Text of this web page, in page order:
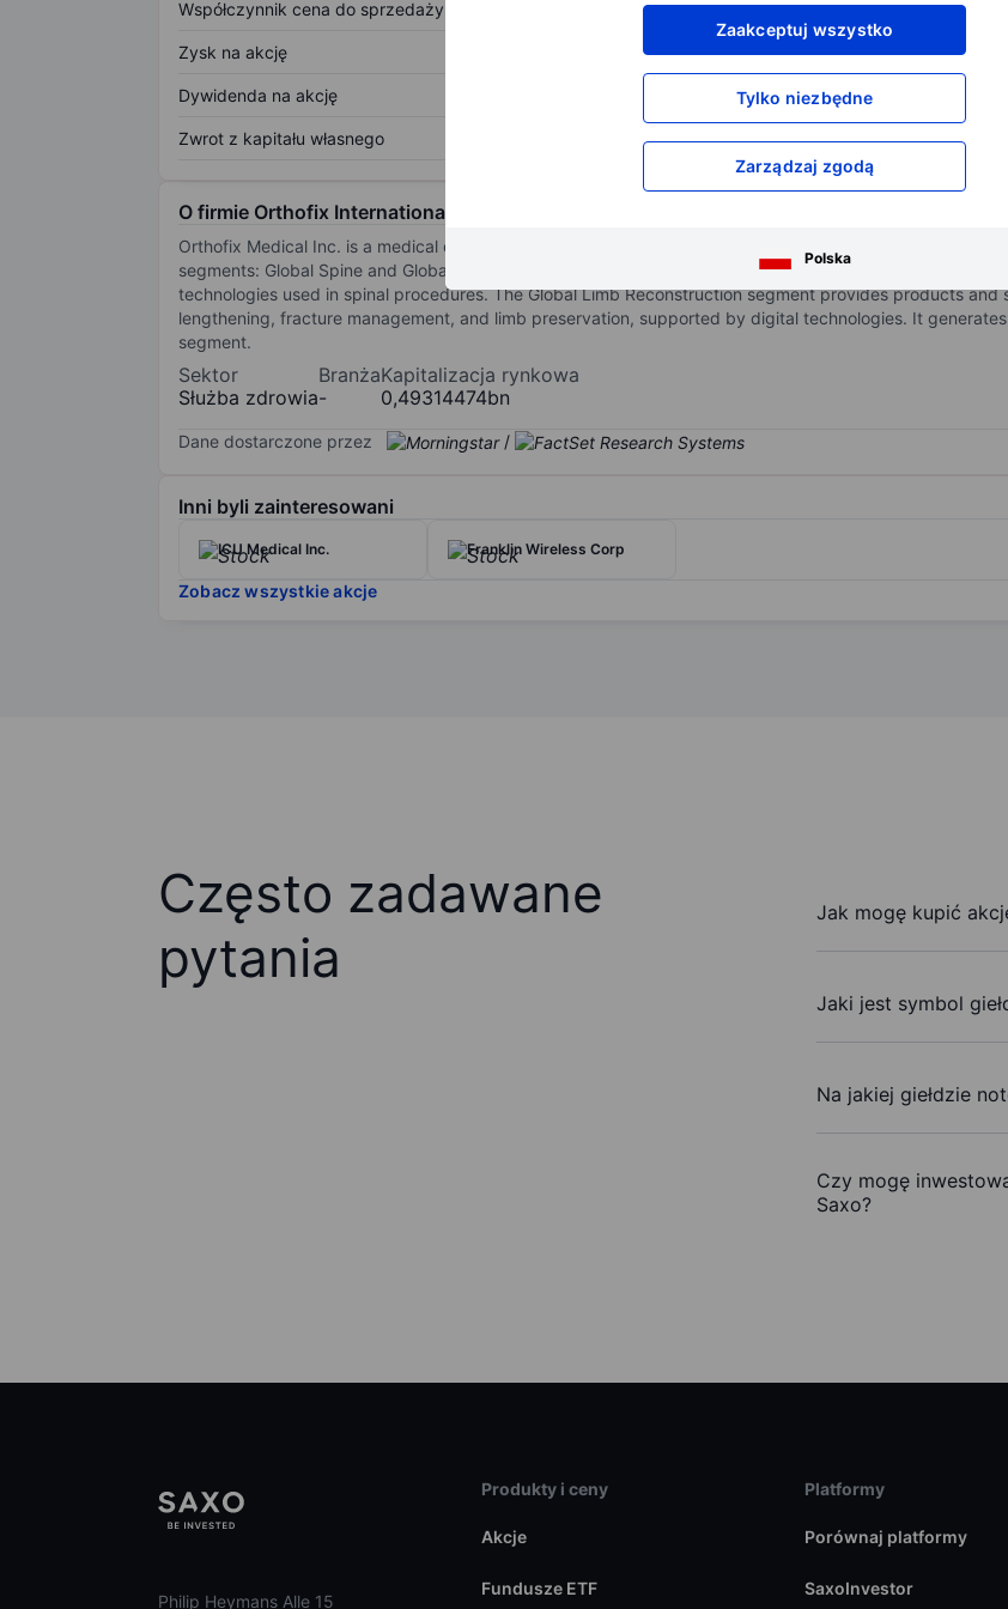
Zaakceptuj wszystko
Tylko niezbędne
Zarządzaj zgodą
Polska
Współczynnik cena do sprzedaży XXXXXXX
Zysk na akcję XXXXXXX
Dywidenda na akcję XXXXXXX
Zwrot z kapitału własnego XXXXXXX
Otwórz kontoaby uzyskać dostęp do
O firmie Orthofix International NV
Orthofix Medical Inc. is a medical device company delivering orthopedic and spine solutions to
segments: Global Spine and Global Limb Reconstruction. The Global Spine segment offers bone growth
technologies used in spinal procedures. The Global Limb Reconstruction segment provides products
lengthening, fracture management, and limb preservation, supported by digital technologies. It
segment.
Sektor
Służba zdrowia
Branża
-
Kapitalizacja rynkowa
0,49314474bn
Dane dostarczone przez /
Inni byli zainteresowani
ICU Medical Inc. Franklin Wireless Corp
Zobacz wszystkie akcje
Często zadawane
pytania
Jak mogę kupić
Jaki jest symbol
Na jakiej giełdzie
Czy mogę
Saxo?
Philip Heymans Alle 15
Produkty i ceny
Akcje
Fundusze ETF
Platformy
Porównaj platformy
SaxoInvestor